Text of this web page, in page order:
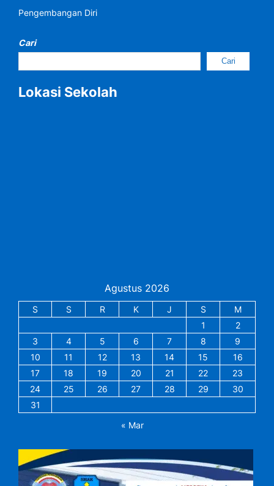
Pengembangan Diri
Cari
Cari
Lokasi Sekolah
Agustus 2026
S S R K J S
M
1
2
3
4 5 6 7 8
9
10
11 12 13 14 15
16
17
18 19 20 21 22
23
24
25 26 27 28 29
30
31
« Mar